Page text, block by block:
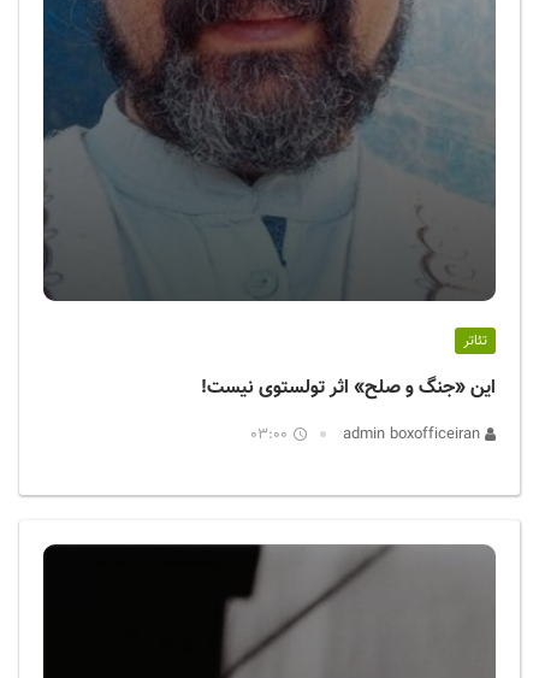
تئاتر
این «جنگ و صلح» اثر تولستوی نیست!
03:00